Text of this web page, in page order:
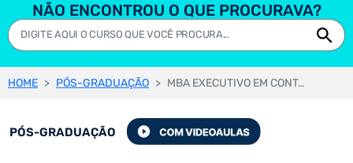
NÃO ENCONTROU O QUE PROCURAVA?
HOME PÓS-GRADUAÇÃO MBA EXECUTIVO EM CONTABILIDADE PÚBLICA
PÓS-GRADUAÇÃO